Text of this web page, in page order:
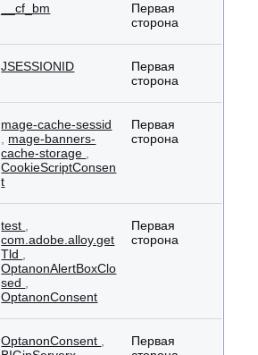
__cf_bm
Первая
сторона
JSESSIONID
Первая
сторона
mage-cache-sessid
mage-banners-
cache-storage
CookieScriptConsen
t
Первая
сторона
test
com.adobe.alloy.get
Tld
OptanonAlertBoxClo
sed
OptanonConsent
Первая
сторона
OptanonConsent
Первая